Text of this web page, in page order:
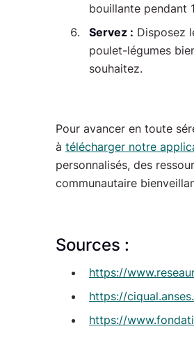
bouillante pendant
Servez : Disposez
poulet-légumes
souhaitez.
Pour avancer en toute
à télécharger notre
personnalisés, des
communautaire
Sources :
https://
https://
https://